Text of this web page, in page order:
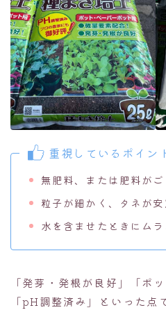
重視しているポイン
無肥料、または肥料が
粒子が細かく、タネが
水を含ませたときにム
「発芽・発根が良好」「ポ
「pH調整済み」といった点